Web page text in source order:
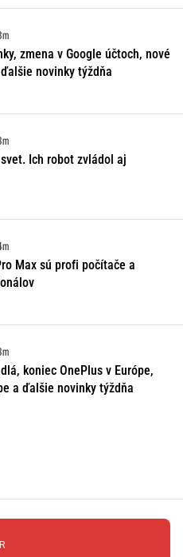
zmena v Google účtoch, nové
novinky týždňa
Ich robot zvládol aj
Max sú profi počítače a
koniec OnePlus v Európe,
a ďalšie novinky týždňa